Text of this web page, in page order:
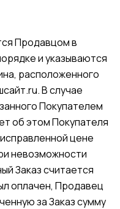
Продавцом в
и указываются
расположенного
. В случае
Покупателем
об этом Покупателя
цене
невозможности
Заказ считается
оплачен, Продавец
за Заказ сумму